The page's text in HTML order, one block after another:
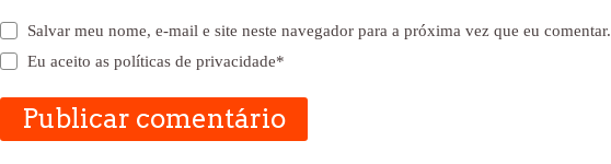
Salvar meu nome, e-mail e site neste navegador para a próxima vez que eu comentar.
Eu aceito aspolíticas de privacidade*
Publicar comentário